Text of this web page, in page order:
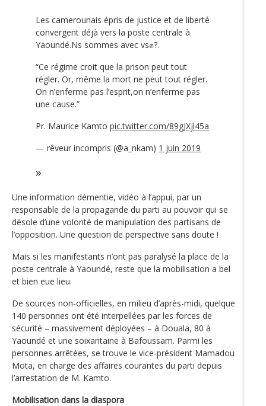
Les camerounais épris de justice et de liberté
convergent déjà vers la poste centrale à
Yaoundé.Ns sommes avec vs✊?.
“Ce régime croit que la prison peut tout
régler. Or, même la mort ne peut tout régler.
On n’enferme pas l’esprit,on n’enferme pas
une cause.”
Pr. Maurice Kamto pic.twitter.com/89gJXjl45a
— rêveur incompris (@a_nkam) 1 juin 2019
Une information démentie, vidéo à l’appui, par un
responsable de la propagande du parti au pouvoir qui se
désole d’une volonté de manipulation des partisans de
l’opposition. Une question de perspective sans doute !
Mais si les manifestants n’ont pas paralysé la place de la
poste centrale à Yaoundé, reste que la mobilisation a bel
et bien eue lieu.
De sources non-officielles, en milieu d’après-midi, quelque
140 personnes ont été interpellées par les forces de
sécurité – massivement déployées – à Douala, 80 à
Yaoundé et une soixantaine à Bafoussam. Parmi les
personnes arrêtées, se trouve le vice-président Mamadou
Mota, en charge des affaires courantes du parti depuis
l’arrestation de M. Kamto.
Mobilisation dans la diaspora